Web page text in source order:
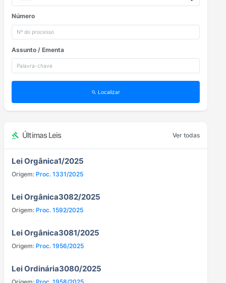
Número
Assunto / Ementa
search Localizar
gavel Últimas Leis Ver todas
Lei Orgânica1/2025
Origem: Proc. 1331/2025
Lei Orgânica3082/2025
Origem: Proc. 1592/2025
Lei Orgânica3081/2025
Origem: Proc. 1956/2025
Lei Ordinária3080/2025